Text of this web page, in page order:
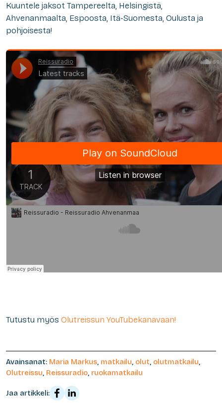
Kuuntele jaksot Tampereelta, Helsingistä,
Ahvenanmaalta, Espoosta, Itä-Suomesta, Oulusta ja
pohjoisesta!
Tutustu myös Olutreissun YouTubekanavaan!
Avainsanat: Maria Markus, matkailu, olut, olutmatkailu,
Olutreissu, Reissuradio, ruokamatkailu
Jaa artikkeli: